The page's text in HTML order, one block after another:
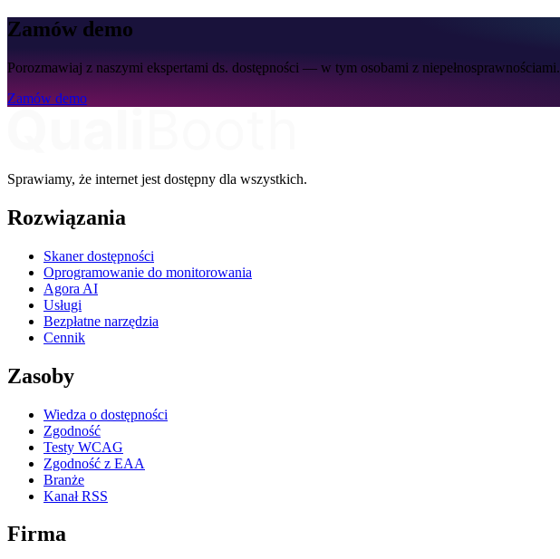
Zamów demo
Porozmawiaj z naszymi ekspertami ds. dostępności — w tym osobami z niepełnosprawnościami.
Zamów demo
Sprawiamy, że internet jest dostępny dla wszystkich.
Rozwiązania
Skaner dostępności
Oprogramowanie do monitorowania
Agora AI
Usługi
Bezpłatne narzędzia
Cennik
Zasoby
Wiedza o dostępności
Zgodność
Testy WCAG
Zgodność z EAA
Branże
Kanał RSS
Firma